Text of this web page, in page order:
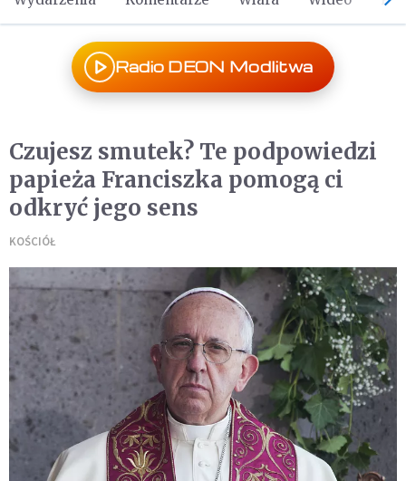
Radio DEON Modlitwa
Czujesz smutek? Te podpowiedzi
papieża Franciszka pomogą ci
odkryć jego sens
KOŚCIÓŁ